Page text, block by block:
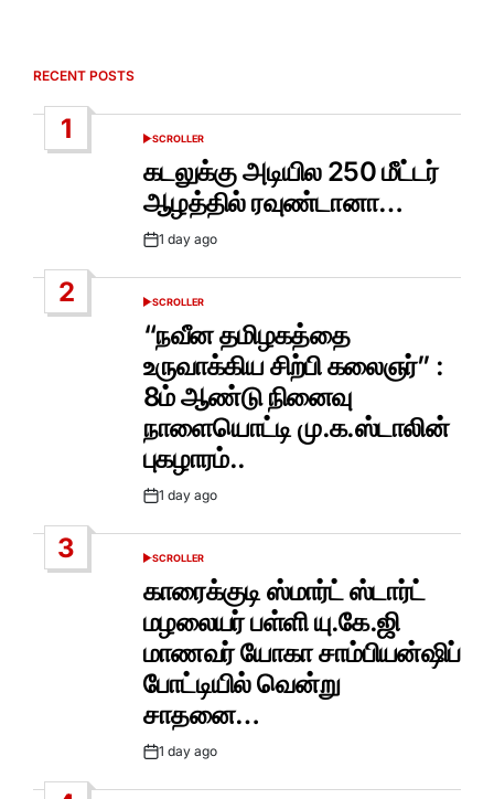
RECENT POSTS
1
POSTED
SCROLLER
கடலுக்கு அடியில 250 மீட்டர்
ஆழத்தில் ரவுண்டானா…
Post1 day ago
2
POSTED
SCROLLER
“நவீன தமிழகத்தை
உருவாக்கிய சிற்பி கலைஞர்” :
8ம் ஆண்டு நினைவு
நாளையொட்டி மு.க.ஸ்டாலின்
புகழாரம்..
Post1 day ago
3
POSTED
SCROLLER
காரைக்குடி ஸ்மார்ட் ஸ்டார்ட்
மழலையர் பள்ளி யு.கே.ஜி
மாணவர் யோகா சாம்பியன்ஷிப்
போட்டியில் வென்று
சாதனை…
Post1 day ago